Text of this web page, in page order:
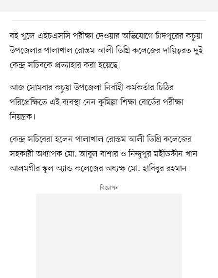
বই খুলে এইচএসসি পরীক্ষা দেওয়ার অভিযোগে চাঁদপুরের কচুয়া
উপজেলার পালাখাল রোস্তম আলী ডিগ্রি কলেজের দায়িত্বরত দুই
কেন্দ্র সচিবকে প্রত্যাহার করা হয়েছে।
আজ সোমবার কচুয়া উপজেলা নির্বাহী কর্মকর্তার চিঠির
পরিপ্রেক্ষিতে এই ব্যবস্থা নেন কুমিল্লা শিক্ষা বোর্ডের পরীক্ষা
নিয়ন্ত্রক।
কেন্দ্র সচিবেরা হলেন পালাখাল রোস্তম আলী ডিগ্রি কলেজের
সহকারী অধ্যাপক মো. আবুল বাশার ও নিন্দুপুর মহীউদ্দীন খান
আলমগীর স্কুল অ্যান্ড কলেজের অধ্যক্ষ মো. হাবিবুর রহমান।